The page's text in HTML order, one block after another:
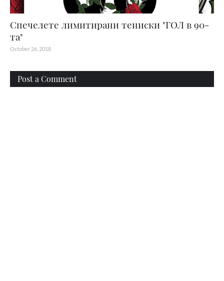
Спечелете лимитирани тениски "ГОЛ в 90-
та"
October 26, 2018
Post a Comment